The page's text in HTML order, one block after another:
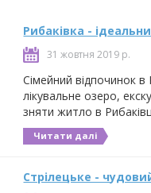
Рибаківка -
31 жовтня 2019 р.
Сімейний відпочинок в
лікувальне озеро,
зняти житло в
Читати далі
Стрілецьке -